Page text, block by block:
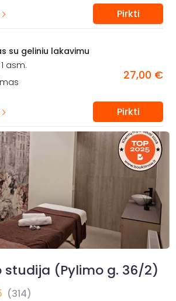
Pirkti
su geliniu lakavimu
1 asm.
27,00 €
Pirkti
studija (Pylimo g. 36/2)
(314)